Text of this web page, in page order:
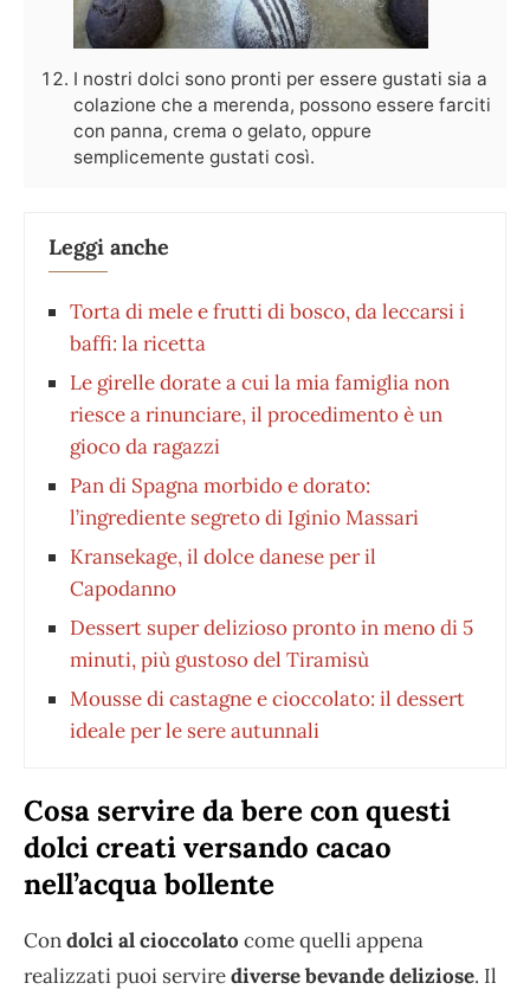
I nostri dolci sono pronti per essere gustati sia a
colazione che a merenda, possono essere farciti
con panna, crema o gelato, oppure
semplicemente gustati così.
Leggi anche
Torta di mele e frutti di bosco, da leccarsi i
baffi: la ricetta
Le girelle dorate a cui la mia famiglia non
riesce a rinunciare, il procedimento è un
gioco da ragazzi
Pan di Spagna morbido e dorato:
l’ingrediente segreto di Iginio Massari
Kransekage, il dolce danese per il
Capodanno
Dessert super delizioso pronto in meno di 5
minuti, più gustoso del Tiramisù
Mousse di castagne e cioccolato: il dessert
ideale per le sere autunnali
Cosa servire da bere con questi
dolci creati versando cacao
nell’acqua bollente
Condolci al cioccolato come quelli appena
realizzati puoi servirediverse bevande deliziose. Il